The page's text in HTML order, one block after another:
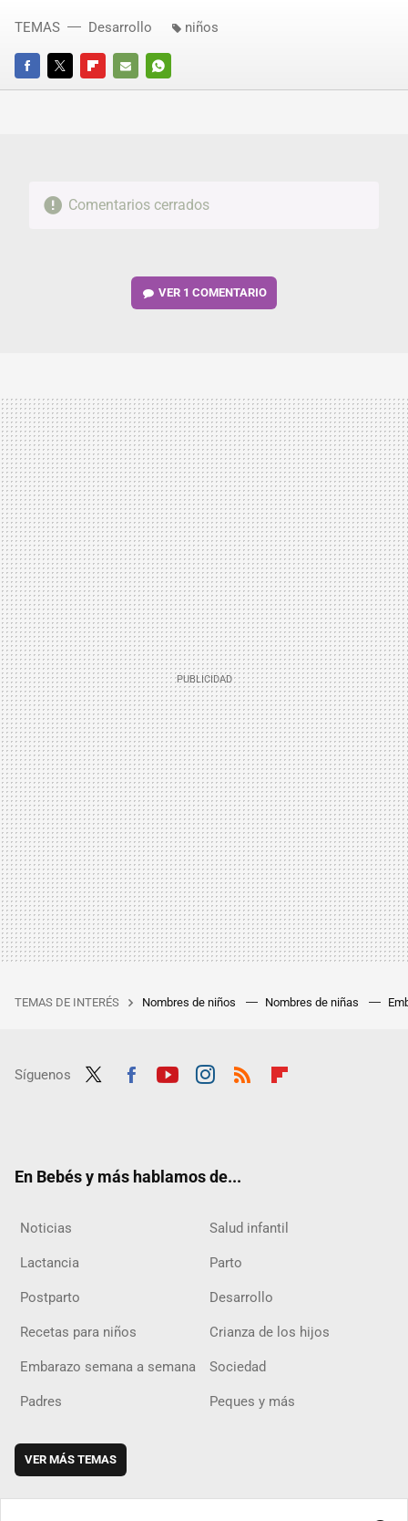
FACEBOOKTWITTERFLIPBOARD
E-
WHATSAPP
TEMAS Desarrollo niños
Comentarios cerrados
VER 1 COMENTARIO
TEMAS DE INTERÉS Nombres de niños Nombres de niñas
Síguenos
En Bebés y más hablamos de...
Noticias Salud infantil
Lactancia Parto
Postparto Desarrollo
Recetas para niños Crianza de los hijos
Embarazo semana a semana Sociedad
Padres Peques y más
VER MÁS TEMAS